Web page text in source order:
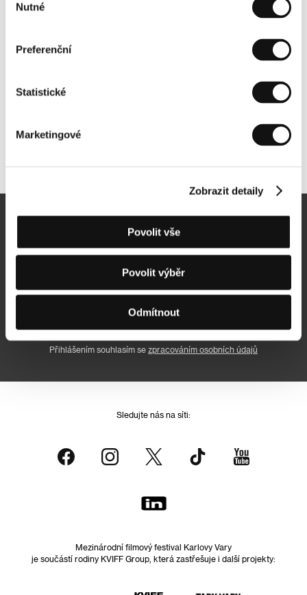
souhlasu
Nutné
Preferenční
Statistické
Marketingové
Zobrazit detaily
Povolit vše
Povolit výběr
Odmítnout
Newsletter
Přihlásit se k odběru
Přihlášením souhlasím se zpracováním osobních údajů
Sledujte nás na síti:
Mezinárodní filmový festival Karlovy Vary
je součástí rodiny KVIFF Group, která zastřešuje i další projekty: